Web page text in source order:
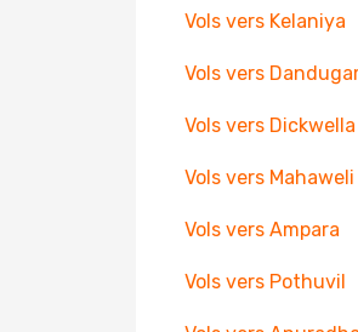
Vols vers Kelaniya
Vols vers
Vols vers Dickwella
Vols vers Mahaweli
Vols vers Ampara
Vols vers Pothuvil